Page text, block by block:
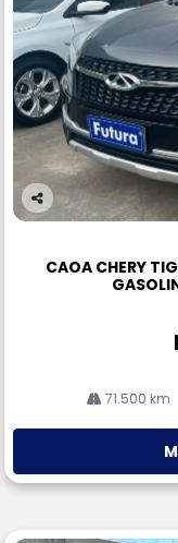
Co
CAOA CHERY
71.500 km